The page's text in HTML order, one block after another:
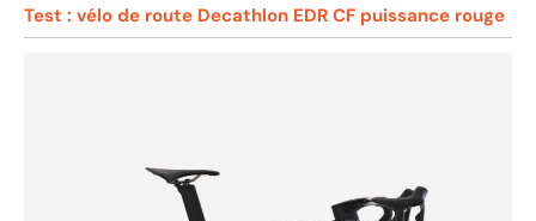
Test : vélo de route Decathlon EDR CF puissance rouge